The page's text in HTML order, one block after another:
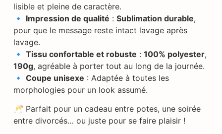
lisible et pleine de caractère.
🔹 Impression de qualité : Sublimation durable,
pour que le message reste intact lavage après
lavage.
🔹 Tissu confortable et robuste : 100% polyester,
190g, agréable à porter tout au long de la journée.
🔹 Coupe unisexe : Adaptée à toutes les
morphologies pour un look assumé.
🥂 Parfait pour un cadeau entre potes, une soirée
entre divorcés… ou juste pour se faire plaisir !